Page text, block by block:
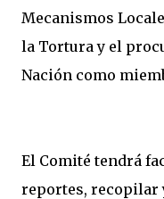
Mecanismos
la Tortura y el
Nación como
El Comité tendrá
reportes,